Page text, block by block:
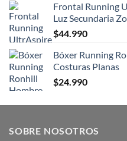
Frontal Running
Luz Secundaria
$44.990
Bóxer Running
Costuras Planas
$24.990
SOBRE NOSOTROS